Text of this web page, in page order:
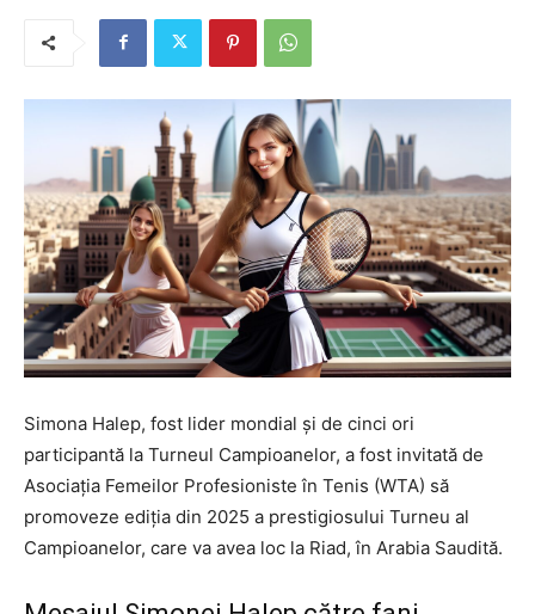
Simona Halep, fost lider mondial și de cinci ori
participantă la Turneul Campioanelor, a fost invitată de
Asociația Femeilor Profesioniste în Tenis (WTA) să
promoveze ediția din 2025 a prestigiosului Turneu al
Campioanelor, care va avea loc la Riad, în Arabia Saudită.